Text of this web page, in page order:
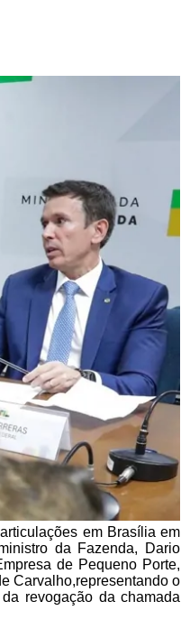
em Brasília em
da Fazenda, Dario
de Pequeno Porte,
Carvalho,representando o
revogação da chamada